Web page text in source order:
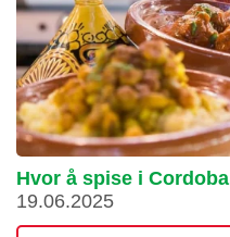
Hvor å spise i Cordoba
19.06.2025